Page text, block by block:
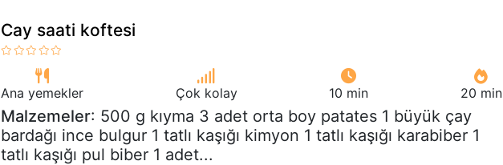
Cay saati koftesi
Ana yemekler Çok kolay 10 min 20 min
Malzemeler: 500 g kıyma 3 adet orta boy patates 1 büyük çay
bardağı ince bulgur 1 tatlı kaşığı kimyon 1 tatlı kaşığı karabiber 1
tatlı kaşığı pul biber 1 adet...